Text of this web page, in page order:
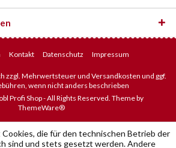
Kontakt Datenschutz Impressum
zzgl. Mehrwertsteuer und Versandkosten und ggf.
wenn nicht anders beschrieben
Profi Shop - All Rights Reserved. Theme by
ThemeWare®
die für den technischen Betrieb der
sind und stets gesetzt werden. Andere